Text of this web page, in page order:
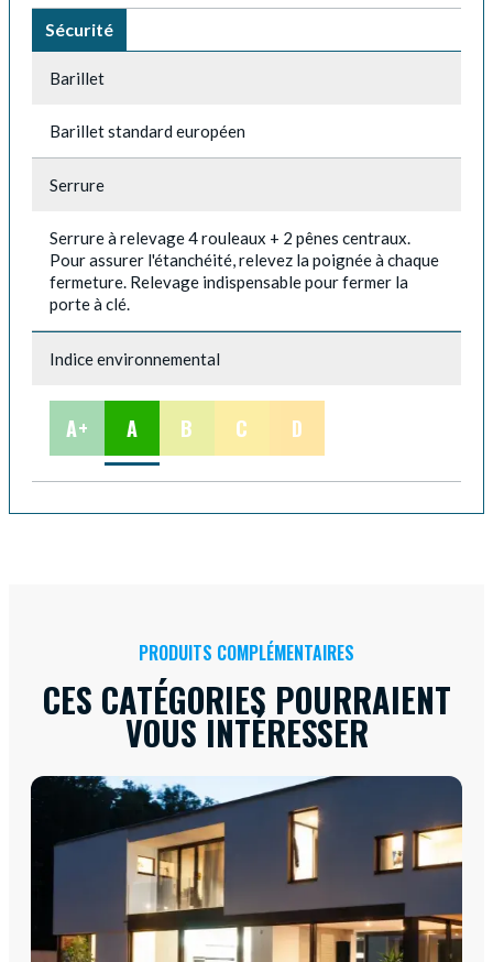
Sécurité
Barillet
Barillet standard européen
Serrure
Serrure à relevage 4 rouleaux + 2 pênes centraux.
Pour assurer l'étanchéité, relevez la poignée à chaque
fermeture. Relevage indispensable pour fermer la
porte à clé.
Indice environnemental
A+ A B C D
PRODUITS COMPLÉMENTAIRES
CES CATÉGORIES POURRAIENT
VOUS INTÉRESSER